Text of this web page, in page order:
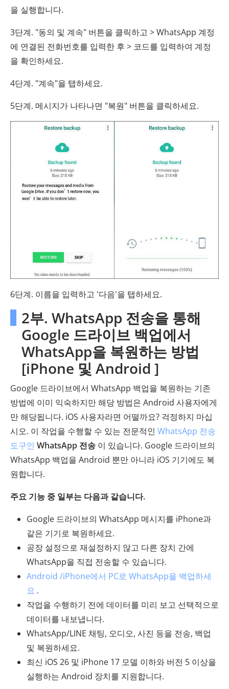
을 실행합니다.
3단계. "동의 및 계속" 버튼을 클릭하고 > WhatsApp 계정
에 연결된 전화번호를 입력한 후 > 코드를 입력하여 계정
을 확인하세요.
4단계. "계속"을 탭하세요.
5단계. 메시지가 나타나면 "복원" 버튼을 클릭하세요.
6단계. 이름을 입력하고 '다음'을 탭하세요.
2부. WhatsApp 전송을 통해
Google 드라이브 백업에서
WhatsApp을 복원하는 방법
[iPhone 및 Android ]
Google 드라이브에서 WhatsApp 백업을 복원하는 기존
방법에 이미 익숙하지만 해당 방법은 Android 사용자에게
만 해당됩니다. iOS 사용자라면 어떨까요? 걱정하지 마십
시오. 이 작업을 수행할 수 있는 전문적인 WhatsApp 전송
도구인 WhatsApp 전송 이 있습니다. Google 드라이브의
WhatsApp 백업을 Android 뿐만 아니라 iOS 기기에도 복
원합니다.
주요 기능 중 일부는 다음과 같습니다.
Google 드라이브의 WhatsApp 메시지를 iPhone과
같은 기기로 복원하세요.
공장 설정으로 재설정하지 않고 다른 장치 간에
WhatsApp을 직접 전송할 수 있습니다.
Android /iPhone에서 PC로 WhatsApp을 백업하세
요 .
작업을 수행하기 전에 데이터를 미리 보고 선택적으로
데이터를 내보냅니다.
WhatsApp/LINE 채팅, 오디오, 사진 등을 전송, 백업
및 복원하세요.
최신 iOS 26 및 iPhone 17 모델 이하와 버전 5 이상을
실행하는 Android 장치를 지원합니다.